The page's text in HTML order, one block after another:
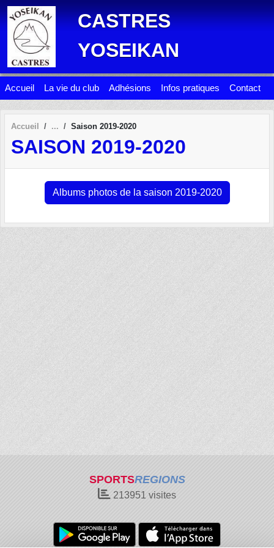
CASTRES
YOSEIKAN
Accueil La vie du club Adhésions Infos pratiques Contact
Accueil Saison 2019-2020
SAISON 2019-2020
Albums photos de la saison 2019-2020
SPORTSREGIONS
213951 visites
Panneau de gestion des cookies